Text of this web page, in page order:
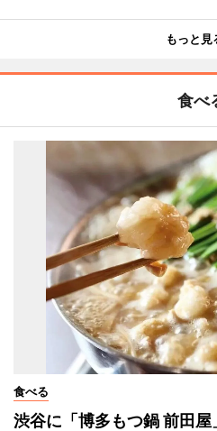
もっと見
食べ
食べる
渋谷に「博多もつ鍋 前田